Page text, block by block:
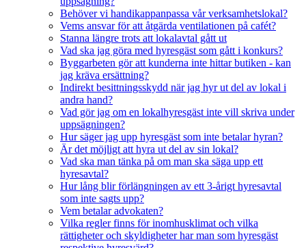
Behöver vi handikappanpassa vår verksamhetslokal?
Vems ansvar för att åtgärda ventilationen på cafét?
Stanna längre trots att lokalavtal gått ut
Vad ska jag göra med hyresgäst som gått i konkurs?
Byggarbeten gör att kunderna inte hittar butiken - kan
jag kräva ersättning?
Indirekt besittningsskydd när jag hyr ut del av lokal i
andra hand?
Vad gör jag om en lokalhyresgäst inte vill skriva under
uppsägningen?
Hur säger jag upp hyresgäst som inte betalar hyran?
Är det möjligt att hyra ut del av sin lokal?
Vad ska man tänka på om man ska säga upp ett
hyresavtal?
Hur lång blir förlängningen av ett 3-årigt hyresavtal
som inte sagts upp?
Vem betalar advokaten?
Vilka regler finns för inomhusklimat och vilka
rättigheter och skyldigheter har man som hyresgäst